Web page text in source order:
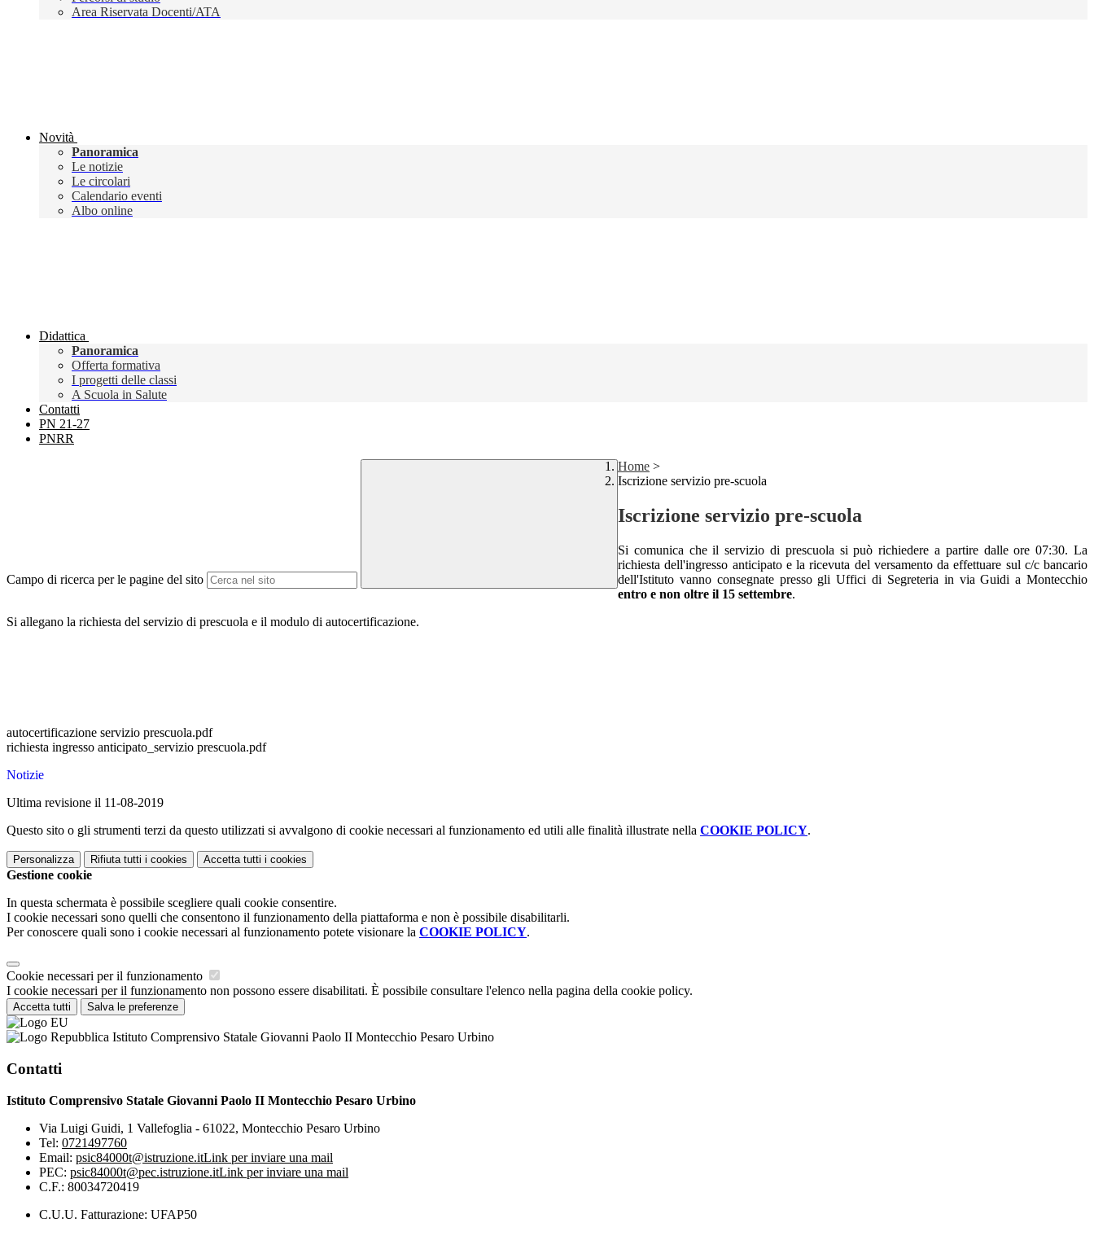
Area Riservata Docenti/ATA
Novità
Panoramica
Le notizie
Le circolari
Calendario eventi
Albo online
Didattica
Panoramica
Offerta formativa
I progetti delle classi
A Scuola in Salute
Contatti
PN 21-27
PNRR
Campo di ricerca per le pagine del sito
Home >
Iscrizione servizio pre-scuola
Iscrizione servizio pre-scuola
Si comunica che il servizio di prescuola si può richiedere a partire dalle ore 07:30. La
richiesta dell'ingresso anticipato e la ricevuta del versamento da effettuare sul c/c bancario
dell'Istituto vanno consegnate presso gli Uffici di Segreteria in via Guidi a Montecchio
entro e non oltre il 15 settembre.
Si allegano la richiesta del servizio di prescuola e il modulo di autocertificazione.
autocertificazione servizio prescuola.pdf
richiesta ingresso anticipato_servizio prescuola.pdf
Notizie
Ultima revisione il 11-08-2019
Questo sito o gli strumenti terzi da questo utilizzati si avvalgono di cookie necessari al funzionamento ed utili alle finalità illustrate nella COOKIE POLICY.
Personalizza Rifiuta tutti i cookies Accetta tutti i cookies
Gestione cookie
In questa schermata è possibile scegliere quali cookie consentire.
I cookie necessari sono quelli che consentono il funzionamento della piattaforma e non è possibile disabilitarli.
Per conoscere quali sono i cookie necessari al funzionamento potete visionare la COOKIE POLICY.
Cookie necessari per il funzionamento
I cookie necessari per il funzionamento non possono essere disabilitati. È possibile consultare l'elenco nella pagina della cookie policy.
Accetta tutti Salva le preferenze
Istituto Comprensivo Statale Giovanni Paolo II Montecchio Pesaro Urbino
Contatti
Istituto Comprensivo Statale Giovanni Paolo II Montecchio Pesaro Urbino
Via Luigi Guidi, 1 Vallefoglia - 61022, Montecchio Pesaro Urbino
Tel: 0721497760
Email: psic84000t@istruzione.itLink per inviare una mail
PEC: psic84000t@pec.istruzione.itLink per inviare una mail
C.F.: 80034720419
C.U.U. Fatturazione: UFAP50